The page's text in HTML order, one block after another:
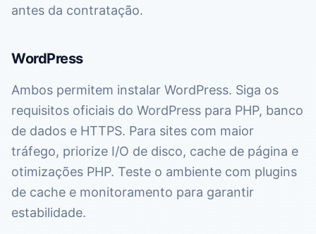
antes da contratação.
WordPress
Ambos permitem instalar WordPress. Siga os
requisitos oficiais do WordPress para PHP, banco
de dados e HTTPS. Para sites com maior
tráfego, priorize I/O de disco, cache de página e
otimizações PHP. Teste o ambiente com plugins
de cache e monitoramento para garantir
estabilidade.